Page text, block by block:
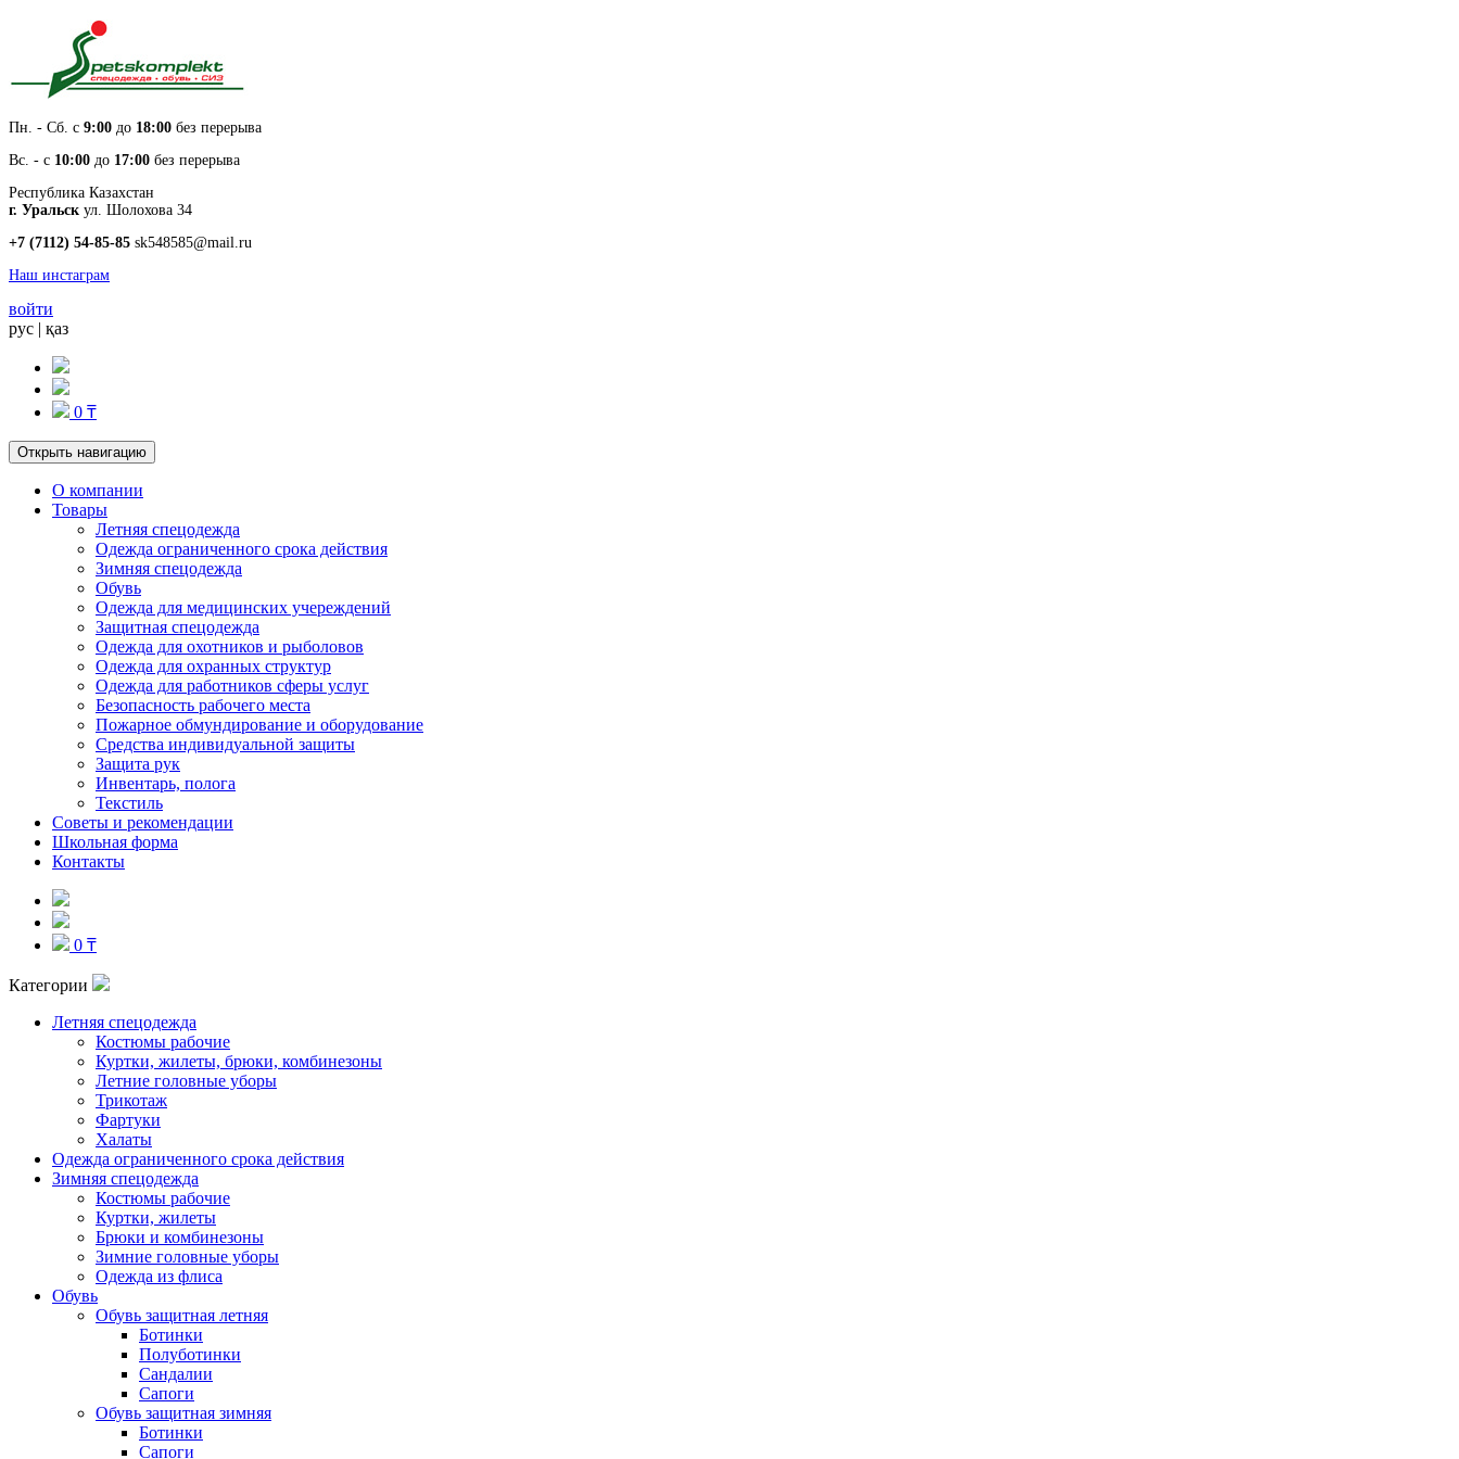
Пн. - Cб. с 9:00 до 18:00 без перерыва
Вс. - с 10:00 до 17:00 без перерыва
Республика Казахстан
г. Уральск ул. Шолохова 34
+7 (7112) 54-85-85 sk548585@mail.ru
Наш инстаграм
войти
рус | қаз
0 ₸
Открыть навигацию
О компании
Товары
Летняя спецодежда
Одежда ограниченного срока действия
Зимняя спецодежда
Обувь
Одежда для медицинских учереждений
Защитная спецодежда
Одежда для охотников и рыболовов
Одежда для охранных структур
Одежда для работников сферы услуг
Безопасность рабочего места
Пожарное обмундирование и оборудование
Средства индивидуальной защиты
Защита рук
Инвентарь, полога
Текстиль
Советы и рекомендации
Школьная форма
Контакты
0 ₸
Категории
Летняя спецодежда
Костюмы рабочие
Куртки, жилеты, брюки, комбинезоны
Летние головные уборы
Трикотаж
Фартуки
Халаты
Одежда ограниченного срока действия
Зимняя спецодежда
Костюмы рабочие
Куртки, жилеты
Брюки и комбинезоны
Зимние головные уборы
Одежда из флиса
Обувь
Обувь защитная летняя
Ботинки
Полуботинки
Сандалии
Сапоги
Обувь защитная зимняя
Ботинки
Сапоги